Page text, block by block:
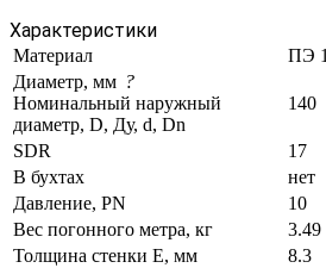
Характеристики
Материал
ПЭ
Диаметр, мм ?
Номинальный наружный
диаметр, D, Ду, d, Dn
140
SDR
17
В бухтах
нет
Давление, PN
10
Вес погонного метра, кг
3.49
Толщина стенки E, мм
8.3